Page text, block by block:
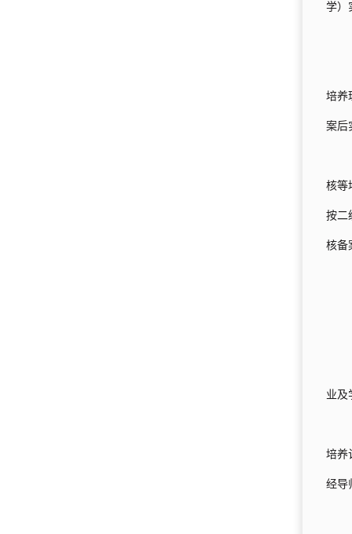
学）
培养
案后
核等
按二
核备
业及
培养
经导